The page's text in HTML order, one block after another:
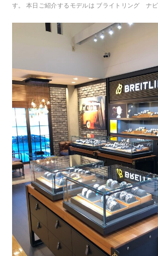
す。 本日ご紹介するモデルは ブライトリング ナ